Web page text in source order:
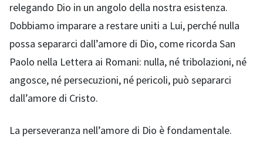
relegando Dio in un angolo della nostra esistenza.
Dobbiamo imparare a restare uniti a Lui, perché nulla
possa separarci dall’amore di Dio, come ricorda San
Paolo nella Lettera ai Romani: nulla, né tribolazioni, né
angosce, né persecuzioni, né pericoli, può separarci
dall’amore di Cristo.
La perseveranza nell’amore di Dio è fondamentale.